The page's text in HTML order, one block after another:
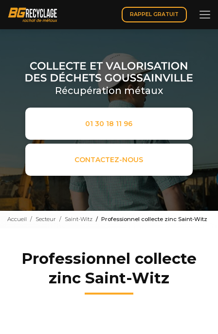
contenu
principal
RAPPEL GRATUIT
Récupération métaux
01 30 18 11 96
CONTACTEZ-NOUS
Accueil Secteur Saint-Witz Professionnel collecte zinc Saint-Witz
Professionnel collecte
zinc Saint-Witz